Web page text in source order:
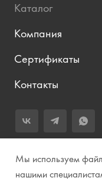
Каталог
Компания
Сертификаты
Контакты
+7 (343)
Заказать звонок
Мы используем
нашими